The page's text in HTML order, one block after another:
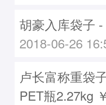
胡豪入库袋子
2018-06-26
卢长富称重袋
PET瓶2.27kg